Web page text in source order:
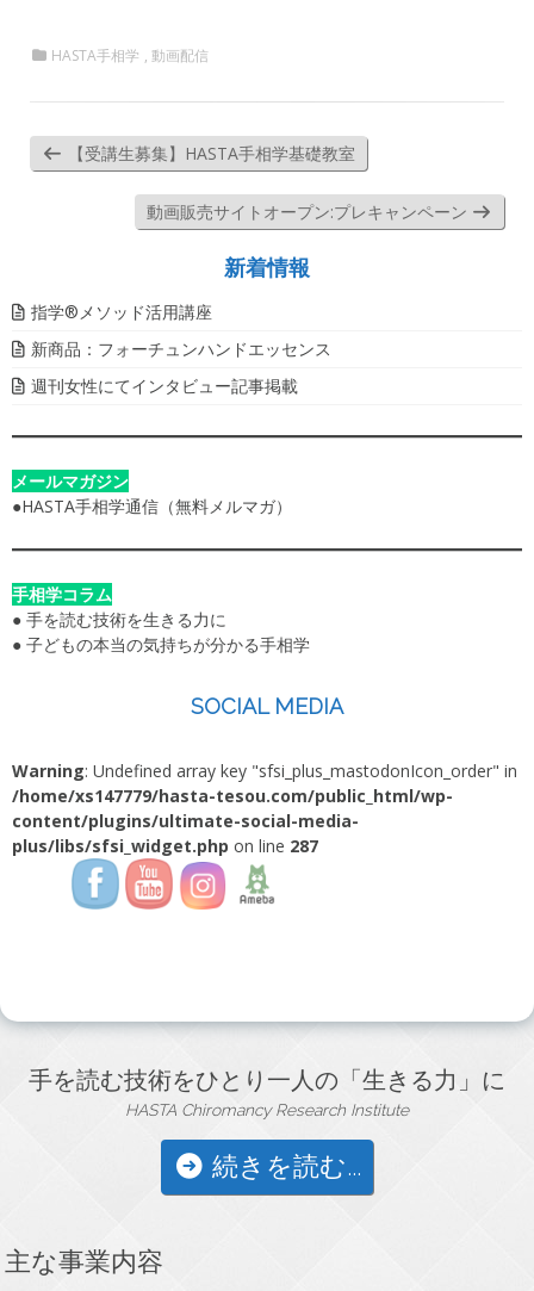
HASTA手相学 , 動画配信
【受講生募集】HASTA手相学基礎教室
動画販売サイトオープン:プレキャンペーン
新着情報
指学®️メソッド活用講座
新商品：フォーチュンハンドエッセンス
週刊女性にてインタビュー記事掲載
メールマガジン
●HASTA手相学通信（無料メルマガ）
手相学コラム
● 手を読む技術を生きる力に
● 子どもの本当の気持ちが分かる手相学
SOCIAL MEDIA
Warning: Undefined array key "sfsi_plus_mastodonIcon_order" in
/home/xs147779/hasta-tesou.com/public_html/wp-
content/plugins/ultimate-social-media-
plus/libs/sfsi_widget.php on line 287
手を読む技術をひとり一人の「生きる力」に
HASTA Chiromancy Research Institute
続きを読む...
主な事業内容